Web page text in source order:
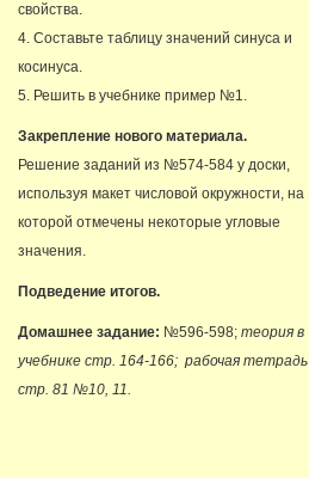
свойства.
4. Составьте таблицу значений синуса и
косинуса.
5. Решить в учебнике пример №1.
Закрепление нового материала.
Решение заданий из №574-584 у доски,
используя макет числовой окружности, на
которой отмечены некоторые угловые
значения.
Подведение итогов.
Домашнее задание: №596-598; теория в
учебнике стр. 164-166; рабочая тетрадь
стр. 81 №10, 11.